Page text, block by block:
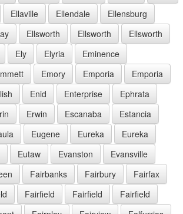
Ellaville Ellendale
Ellensburg
Ellsworth Ellsworth
Ellsworth
Ely Elyria
Eminence
Emory Emporia
Emporia
Enid Enterprise
Ephrata
Erwin Escanaba
Estancia
Eugene Eureka
Eureka
Eutaw Evanston
Evansville
Fairbanks Fairbury
Fairfax
Fairfield Fairfield
Fairfield